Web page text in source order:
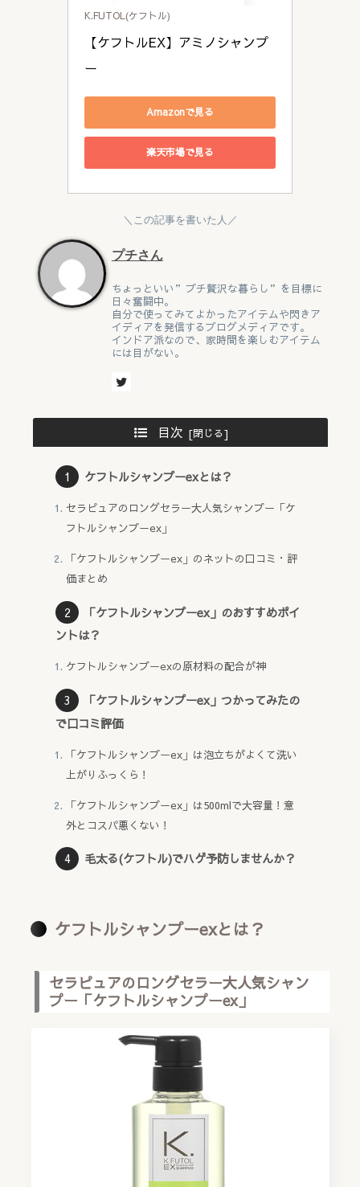
K.FUTOL(ケフトル)
【ケフトルEX】アミノシャンプ
ー
Amazonで見る
楽天市場で見る
＼この記事を書いた人／
プチさん
ちょっといい”プチ贅沢な暮らし”を目標に
日々奮闘中。
自分で使ってみてよかったアイテムや閃きア
イディアを発信するブログメディアです。
インドア派なので、家時間を楽しむアイテム
には目がない。
目次
ケフトルシャンプーexとは？
セラピュアのロングセラー大人気シャンプー「ケ
フトルシャンプーex」
「ケフトルシャンプーex」のネットの口コミ・評
価まとめ
「ケフトルシャンプーex」のおすすめポイ
ントは？
ケフトルシャンプーexの原材料の配合が神
「ケフトルシャンプーex」つかってみたの
で口コミ評価
「ケフトルシャンプーex」は泡立ちがよくて洗い
上がりふっくら！
「ケフトルシャンプーex」は500mlで大容量！意
外とコスパ悪くない！
毛太る(ケフトル)でハゲ予防しませんか？
ケフトルシャンプーexとは？
セラピュアのロングセラー大人気シャン
プー「ケフトルシャンプーex」